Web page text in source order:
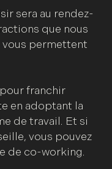
sera au rendez-
que nous
permettent
franchir
en adoptant la
de travail. Et si
vous pouvez
de co-working.